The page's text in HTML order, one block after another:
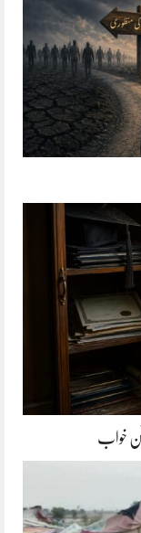
خواب